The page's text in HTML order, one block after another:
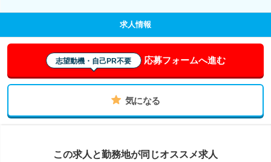
求人情報
志望動機・自己PR不要 応募フォームへ進む
気になる
この求人と勤務地が同じオススメ求人